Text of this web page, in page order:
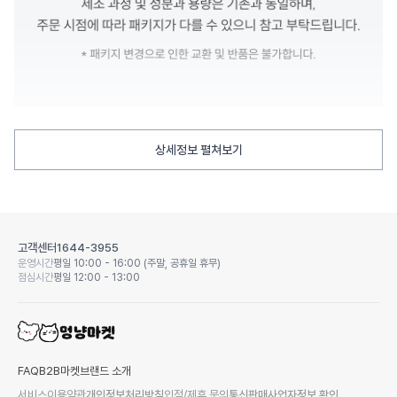
상세정보 펼쳐보기
고객센터1644-3955
운영시간평일 10:00 - 16:00 (주말, 공휴일 휴무)
점심시간평일 12:00 - 13:00
FAQB2B마켓 브랜드 소개
서비스이용약관개인정보처리방침입점/제휴 문의통신판매사업자정보 확인